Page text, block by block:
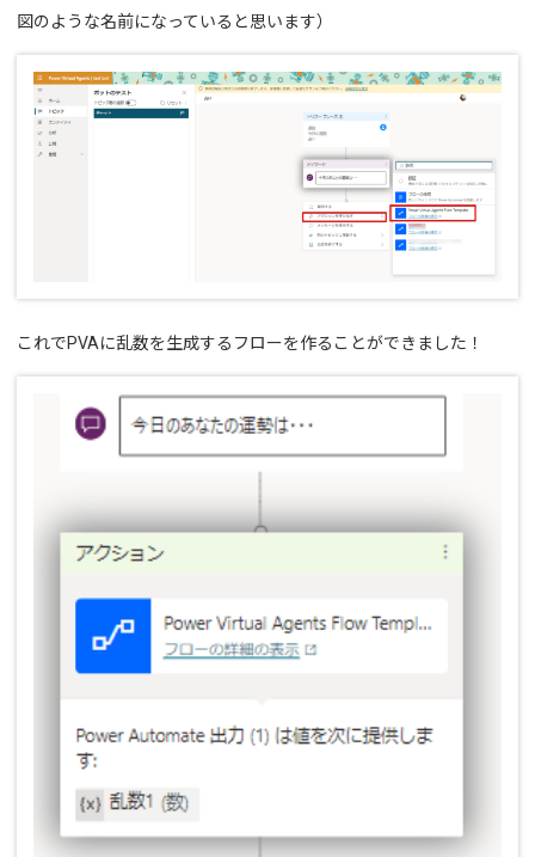
図のような名前になっていると思います）
これでPVAに乱数を生成するフローを作ることができました！